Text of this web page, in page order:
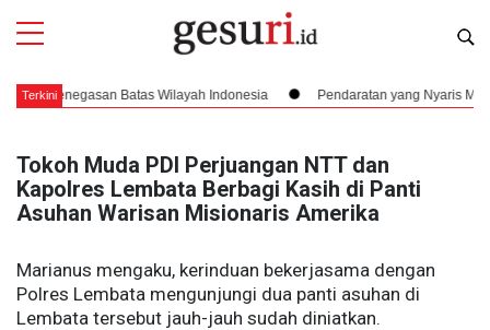
TerkiniBatas Wilayah Indonesia Pendaratan yang Nyaris Menubruk
Tokoh Muda PDI Perjuangan NTT dan
Kapolres Lembata Berbagi Kasih di Panti
Asuhan Warisan Misionaris Amerika
Marianus mengaku, kerinduan bekerjasama dengan
Polres Lembata mengunjungi dua panti asuhan di
Lembata tersebut jauh-jauh sudah diniatkan.